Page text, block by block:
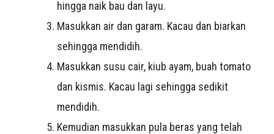
hingga naik bau dan layu.
Masukkan air dan garam. Kacau dan biarkan
sehingga mendidih.
Masukkan susu cair, kiub ayam, buah tomato
dan kismis. Kacau lagi sehingga sedikit
mendidih.
Kemudian masukkan pula beras yang telah